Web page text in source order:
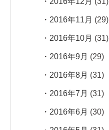
2016年11月 (29)
2016年10月 (31)
2016年9月 (29)
2016年8月 (31)
2016年7月 (31)
2016年6月 (30)